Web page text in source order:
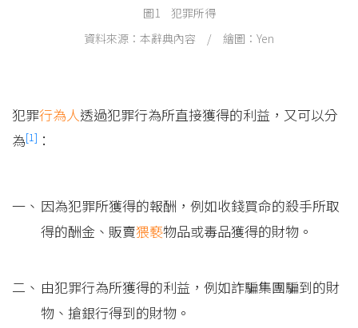
圖1 犯罪所得
資料來源：本辭典內容 / 繪圖：Yen
犯罪行為人透過犯罪行為所直接獲得的利益，又可以分
為[1] ：
因為犯罪所獲得的報酬，例如收錢買命的殺手所取
得的酬金、販賣猥褻物品或毒品獲得的財物。
由犯罪行為所獲得的利益，例如詐騙集團騙到的財
物、搶銀行得到的財物。